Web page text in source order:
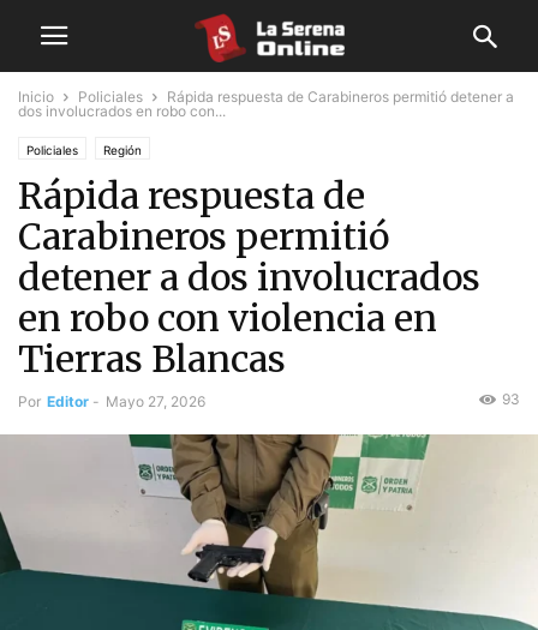
Inicio Policiales
Rápida respuesta de Carabineros permitió detener a
dos involucrados en robo con...
Policiales Región
Rápida respuesta de
Carabineros permitió
detener a dos involucrados
en robo con violencia en
Tierras Blancas
Por Editor - Mayo 27, 2026 93